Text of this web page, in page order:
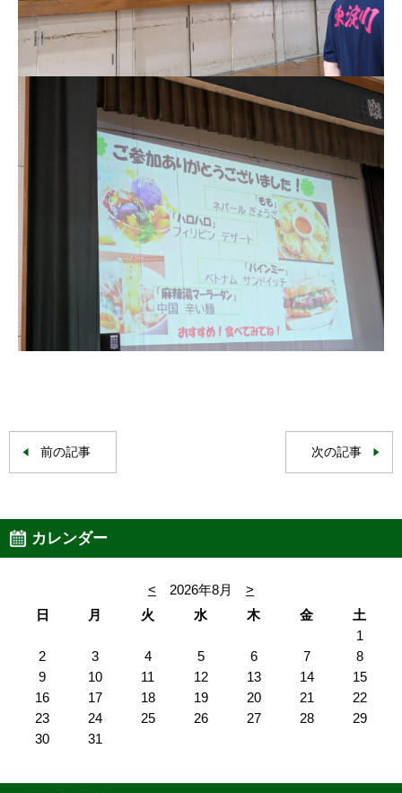
前の記事 次の記事
カレンダー
< 2026年8月
>
日
月 火 水 木 金
土
1
2
3 4 5 6 7
8
9
10 11 12 13 14
15
16
17 18 19 20 21
22
23
24 25 26 27 28
29
30
31